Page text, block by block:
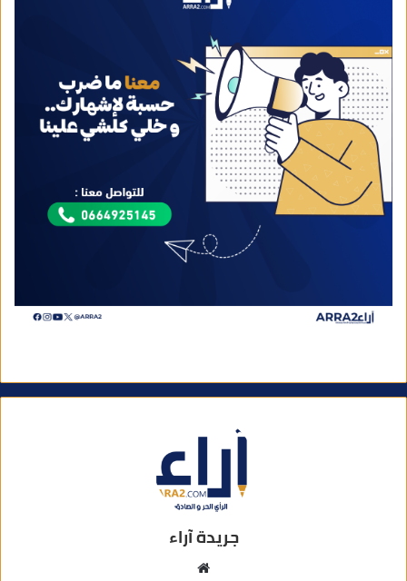
جريدة آراء